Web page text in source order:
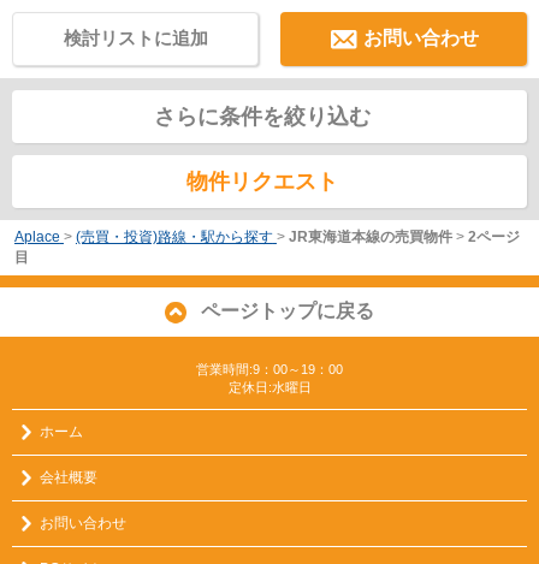
お問い合わせ
検討リストに追加
さらに条件を絞り込む
物件リクエスト
Aplace > (売買・投資)路線・駅から探す > JR東海道本線の売買物件 > 2ページ
目
ページトップに戻る
営業時間:9：00～19：00
定休日:水曜日
ホーム
会社概要
お問い合わせ